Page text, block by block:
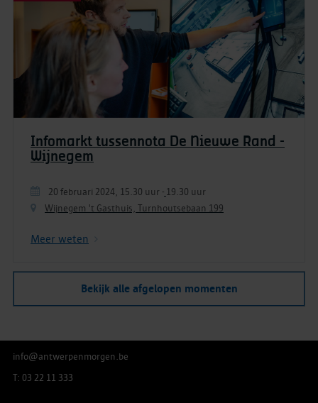
Infomarkt tussennota De Nieuwe Rand -
Wijnegem
20 februari 2024, 15.30 uur - 19.30 uur
Wijnegem 't Gasthuis, Turnhoutsebaan 199
Meer weten
Bekijk alle afgelopen momenten
info@antwerpenmorgen.be
T: 03 22 11 333